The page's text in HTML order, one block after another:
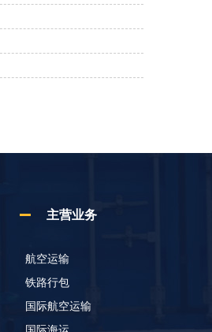
主营业务
航空运输
铁路行包
国际航空运输